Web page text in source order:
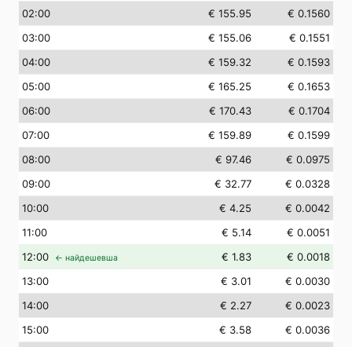
02:00 € 155.95
€ 0.1560
03:00 € 155.06
€ 0.1551
04:00 € 159.32
€ 0.1593
05:00 € 165.25
€ 0.1653
06:00 € 170.43
€ 0.1704
07:00 € 159.89
€ 0.1599
08:00 € 97.46
€ 0.0975
09:00 € 32.77
€ 0.0328
10:00 € 4.25
€ 0.0042
11:00 € 5.14
€ 0.0051
12:00 ← найдешевша € 1.83
€ 0.0018
13:00 € 3.01
€ 0.0030
14:00 € 2.27
€ 0.0023
15:00 € 3.58
€ 0.0036